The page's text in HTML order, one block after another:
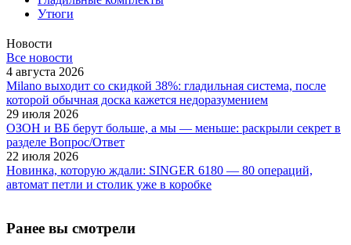
Утюги
Новости
Все новости
4 августа 2026
Milano выходит со скидкой 38%: гладильная система, после
которой обычная доска кажется недоразумением
29 июля 2026
ОЗОН и ВБ берут больше, а мы — меньше: раскрыли секрет в
разделе Вопрос/Ответ
22 июля 2026
Новинка, которую ждали: SINGER 6180 — 80 операций,
автомат петли и столик уже в коробке
Ранее вы смотрели